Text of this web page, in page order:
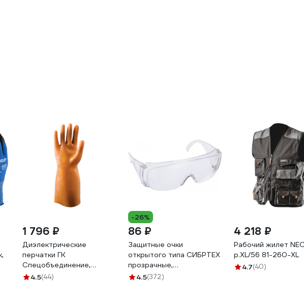
1 796 ₽
Диэлектрические
перчатки ГК
Спецобъединение,
бесшовные АЗРИ 3 Диэ
4.5(44)
-26%
86 ₽
Защитные очки
открытого типа СИБРТЕХ
прозрачные,
ударопрочный
4.5(372)
4 218 ₽
Рабочий жилет
p.XL/56 81-260-XL
4.7(40)